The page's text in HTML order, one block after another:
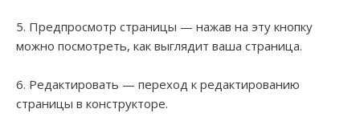
5. Предпросмотр страницы — нажав на эту кнопку
можно посмотреть, как выглядит ваша страница.
6. Редактировать — переход к редактированию
страницы в конструкторе.